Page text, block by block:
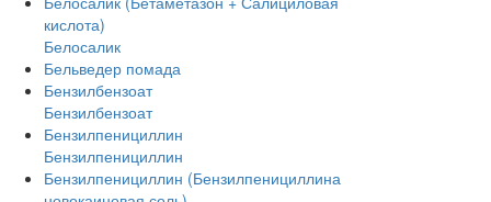
кислота)
Белосалик
Бельведер помада
Бензилбензоат
Бензилбензоат
Бензилпенициллин
Бензилпенициллин
Бензилпенициллин (Бензилпенициллина